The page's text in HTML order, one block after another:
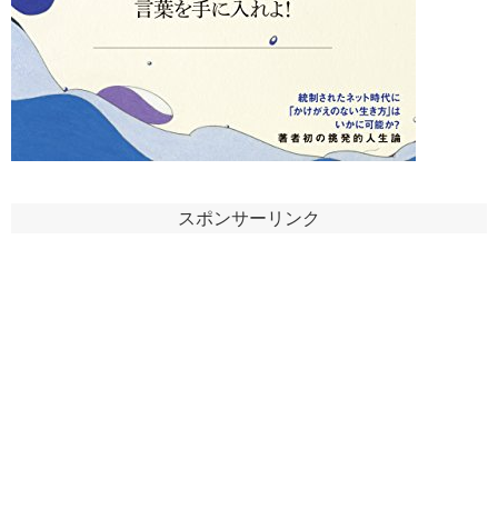
スポンサーリンク